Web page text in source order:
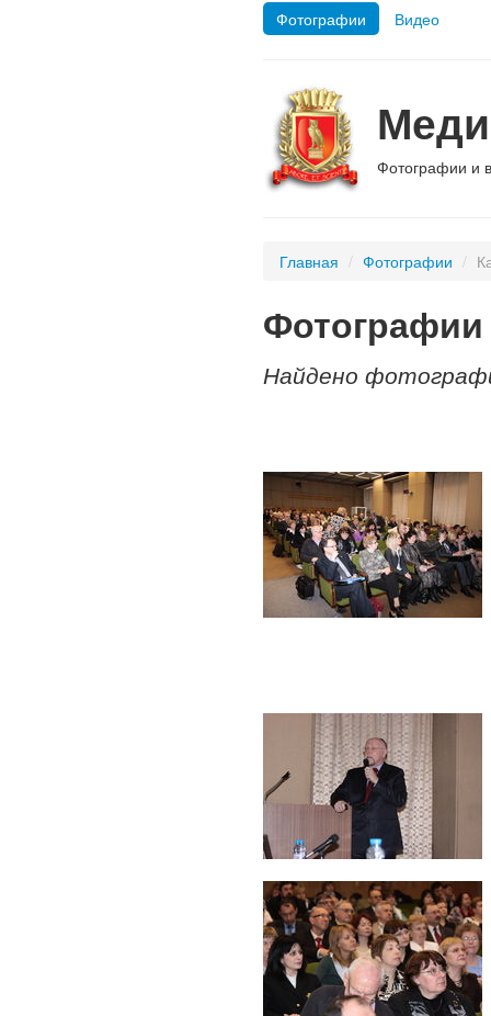
Фотографии Видео
Фотографии и
Главная / Фотографии /
Фотографии
Найдено